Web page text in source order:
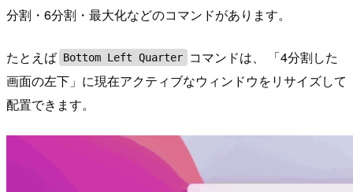
分割・6分割・最大化などのコマンドがあります。
たとえば Bottom Left Quarter
コマンドは、 「4分割した
画面の左下」に現在アクティブなウィンドウをリサイズして
配置できます。